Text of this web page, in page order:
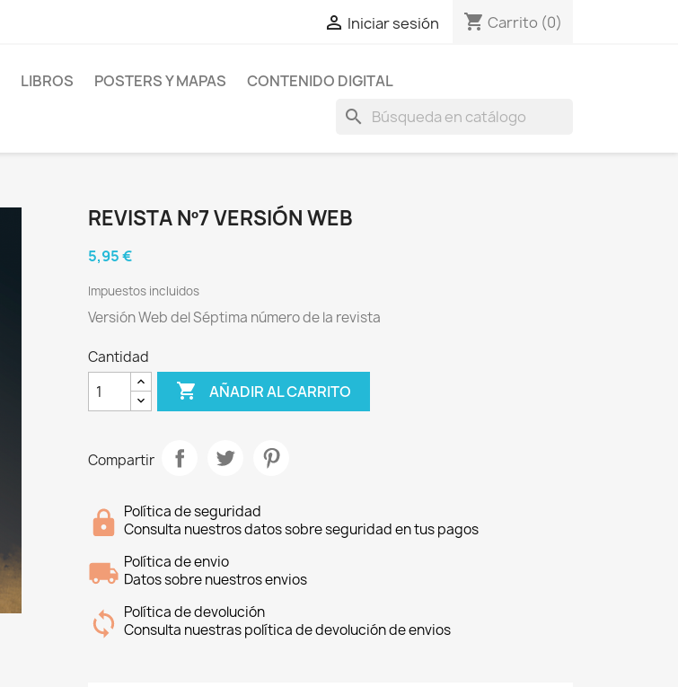
 Iniciar sesión shopping_cart Carrito (0)
LIBROS POSTERS Y MAPAS CONTENIDO DIGITAL
search
REVISTA Nº7 VERSIÓN WEB
5,95 €
Impuestos incluidos
Versión Web del Séptima número de la revista
Cantidad
 AÑADIR AL CARRITO
Compartir
Política de seguridad
Consulta nuestros datos sobre seguridad en tus pagos
Política de envio
Datos sobre nuestros envios
Política de devolución
Consulta nuestras política de devolución de envios